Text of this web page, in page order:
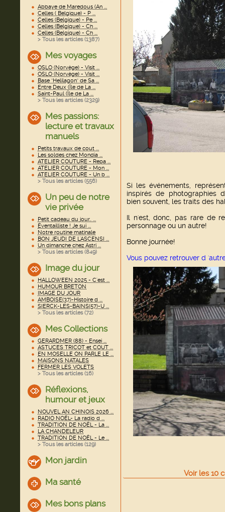
Abbaye de Maredous (An ...
Celles ( Belgique) - P ...
Celles (Belgique) - Pe ...
Celles (Belgique) - Ch ...
Celles (Belgique) - Ch ...
> Tous les articles (1387)
Mes voyages
OSLO (Norvège) - Visit ...
OSLO (Norvège) - Visit ...
Base "Helilagon" de Sa ...
Entre Deux (Île de La ...
Saint-Paul (Île de La ...
> Tous les articles (2329)
Mes passions:
lecture et travaux
manuels
Petits travaux de cout ...
Les soldes chez Mondia ...
ATELIER COUTURE - Repa ...
ATELIER COUTURE - Mon ...
ATELIER COUTURE - Un b ...
> Tous les articles (556)
Un peu de notre
vie privée
Petit cadeau du jour.. ...
Éventailliste ! Je sui ...
Notre routine matinale
BON JEUDI DE L'ASCENSI ...
Un dimanche chez Astri ...
> Tous les articles (849)
Image du jour
HALLOWEEN 2025 - C'est ...
HUMOUR BRETON
IMAGE DU JOUR
AMBOISE(37)-Histoire d ...
SIERCK-LES-BAINS(57)-U ...
> Tous les articles (72)
Mes Collections
GERARDMER (88) - Ensei ...
ASTUCES TRICOT et COUT ...
EN MOSELLE ON PARLE LE ...
MAISONS NATALES
FERMER LES VOLETS
> Tous les articles (16)
Réflexions,
humour et jeux
NOUVEL AN CHINOIS 2026 ...
RADIO NOËL- La radio d ...
TRADITION DE NOËL - La ...
LA CHANDELEUR
TRADITION DE NOËL - Le ...
> Tous les articles (129)
Mon jardin
Ma santé
Mes bons plans
Si les événements,
inspirés de photographies
bien souvent, les traits des
Il n'est, donc, pas rare de
personnage ou un autre!
Bonne journée!
Vous pouvez retrouver d
Voir les10